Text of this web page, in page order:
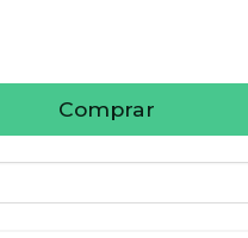
Comprar